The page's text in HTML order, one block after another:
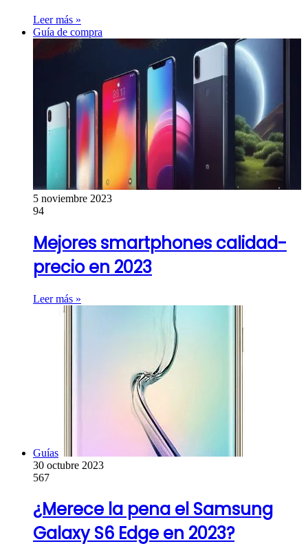
Leer más »
Guía de compra
5 noviembre 2023
94
Mejores smartphones calidad-
precio en 2023
Leer más »
Guías
30 octubre 2023
567
¿Merece la pena el Samsung
Galaxy S6 Edge en 2023?